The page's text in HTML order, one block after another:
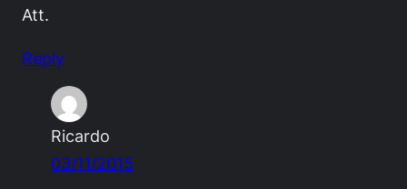
Att.
Reply
Ricardo
03/11/2015